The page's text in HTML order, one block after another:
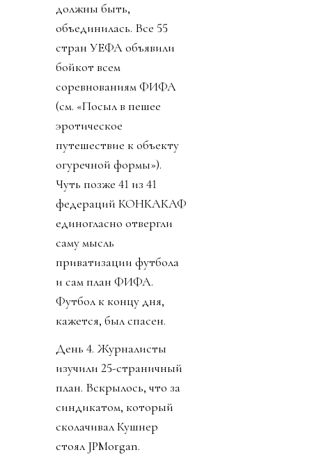
должны быть,
объединилась. Все 55
стран УЕФА объявили
бойкот всем
соревнованиям ФИФА
(см. «Посыл в пешее
эротическое
путешествие к объекту
огуречной формы»).
Чуть позже 41 из 41
федераций КОНКАКАФ
единогласно отвергли
саму мысль
приватизации футбола
и сам план ФИФА.
Футбол к концу дня,
кажется, был спасен.
День 4. Журналисты
изучили 25-страничный
план. Вскрылось, что за
синдикатом, который
сколачивал Кушнер
стоял JPMorgan.